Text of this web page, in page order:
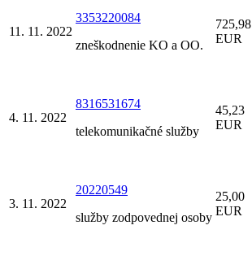
11. 11. 2022
3353220084
zneškodnenie KO a OO.
725,98
EUR
4. 11. 2022
8316531674
telekomunikačné služby
45,23
EUR
3. 11. 2022
20220549
služby zodpovednej osoby
25,00
EUR